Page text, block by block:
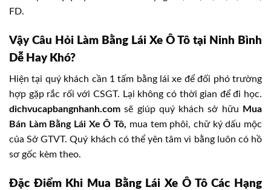
FD.
Vậy Câu Hỏi Làm Bằng Lái Xe Ô Tô tại Ninh Bình
Dễ Hay Khó?
Hiện tại quý khách cần 1 tấm bằng lái xe để đối phó trường
hợp gặp rắc rối với CSGT. Lại không có thời gian để đi học.
dichvucapbangnhanh.com sẽ giúp quý khách sở hữu
Mua
Bán Làm Bằng Lái Xe Ô Tô, mua tem phôi, chữ ký dấu mộc
của Sở GTVT. Quý khách có thể yên tâm vì bằng luôn có hồ
sơ gốc kèm theo.
Đặc Điểm Khi Mua Bằng Lái Xe Ô Tô Các Hạng